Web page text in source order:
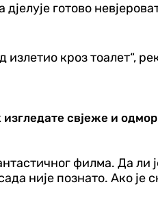
готово
кроз тоалет“,
свјеже и
филма. Да ли
није познато. Ако је